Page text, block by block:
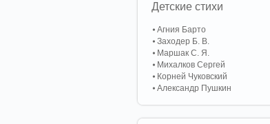
Детские стихи
Агния Барто
Заходер Б. В.
Маршак С. Я.
Михалков Сергей
Корней Чуковский
Александр Пушкин